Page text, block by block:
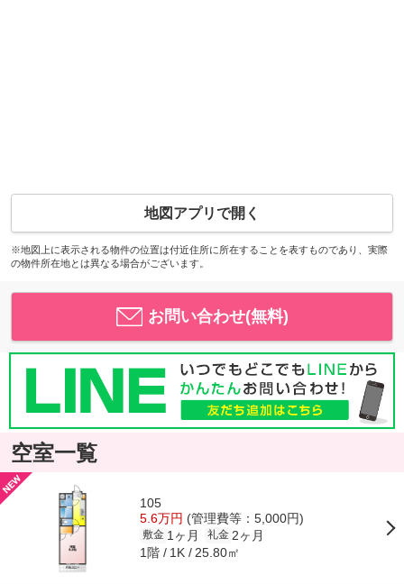
地図アプリで開く
※地図上に表示される物件の位置は付近住所に所在することを表すものであり、実際
の物件所在地とは異なる場合がございます。
お問い合わせ(無料)
空室一覧
105
5.6万円 (管理費等：5,000円)
敷金 1ヶ月 礼金 2ヶ月
1階 1K 25.80㎡